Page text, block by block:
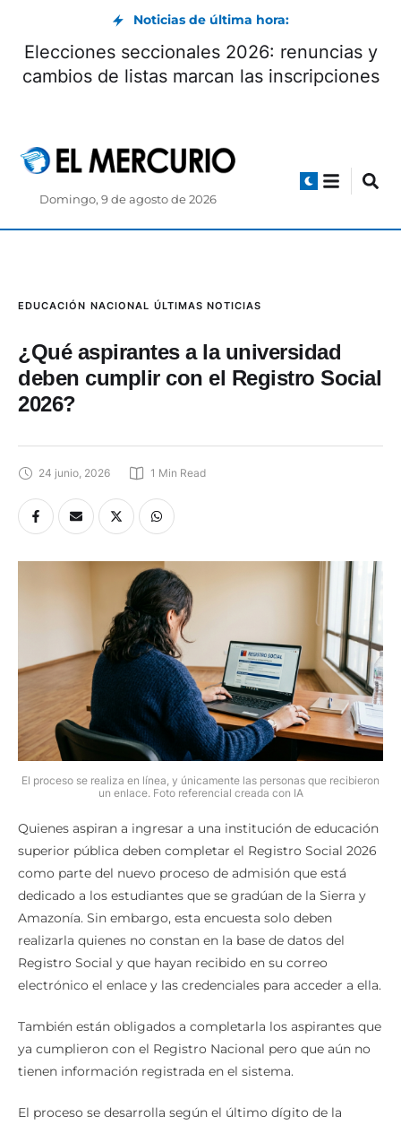
Noticias de última hora:
Elecciones seccionales 2026: renuncias y
cambios de listas marcan las inscripciones
Domingo, 9 de agosto de 2026
EDUCACIÓN NACIONAL ÚLTIMAS NOTICIAS
¿Qué aspirantes a la universidad
deben cumplir con el Registro Social
2026?
24 junio, 2026 1 Min Read
El proceso se realiza en línea, y únicamente las personas que recibieron
un enlace. Foto referencial creada con IA
Quienes aspiran a ingresar a una institución de educación
superior pública deben completar el Registro Social 2026
como parte del nuevo proceso de admisión que está
dedicado a los estudiantes que se gradúan de la Sierra y
Amazonía. Sin embargo, esta encuesta solo deben
realizarla quienes no constan en la base de datos del
Registro Social y que hayan recibido en su correo
electrónico el enlace y las credenciales para acceder a ella.
También están obligados a completarla los aspirantes que
ya cumplieron con el Registro Nacional pero que aún no
tienen información registrada en el sistema.
El proceso se desarrolla según el último dígito de la